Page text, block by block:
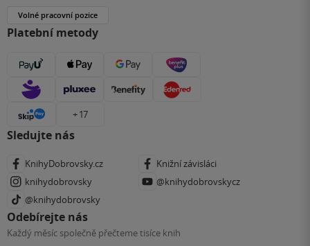
Volné pracovní pozice
Platební metody
+ 17
Sledujte nás
KnihyDobrovsky.cz
Knižní závisláci
knihydobrovsky
@knihydobrovskycz
@knihydobrovsky
Odebírejte nás
Každý měsíc společně přečteme tisíce knih